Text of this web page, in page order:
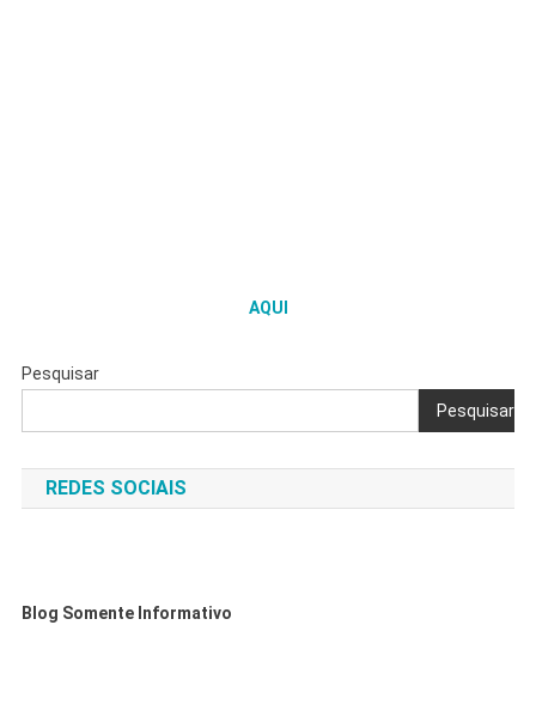
AQUI
Pesquisar
Pesquisar
REDES SOCIAIS
Blog Somente Informativo